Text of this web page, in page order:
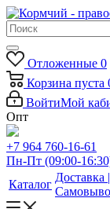
Отложенные 0
Корзина пуста
ВойтиМой
Опт
+7 964 760-16-61
Пн-Пт (09:00-
Каталог
Доставка |